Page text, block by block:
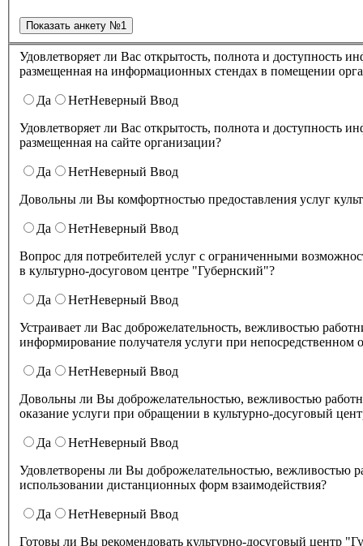
Удовлетворяет ли Вас открытость, полнота и доступность информации о деятельности в культурно-досуговом центре "Губернский" ,
размещенная на информационных стендах в помещении
Да НетНеверный Ввод
Удовлетворяет ли Вас открытость, полнота и доступность информации о деятельности культурно-досугового центра "Губернский" ,
размещенная на сайте организации?
Да НетНеверный Ввод
Довольны ли Вы комфортностью предоставления услуг
Да НетНеверный Ввод
Вопрос для потребителей услуг с ограниченными
в культурно-досуговом центре "Губернский"?
Да НетНеверный Ввод
Устраивает ли Вас доброжелательность, вежливостью работников организации культуры, обеспечивающих первичный контакт и
информирование получателя услуги при
Да НетНеверный Ввод
Довольны ли Вы доброжелательностью, вежливостью
оказание услуги при обращении в культурно-досуговый
Да НетНеверный Ввод
Удовлетворены ли Вы доброжелательностью, вежливостью работников культурно-досугового центра "Губернский" при
использовании дистанционных форм взаимодействия?
Да НетНеверный Ввод
Готовы ли Вы рекомендовать культурно-досуговый центр "Губернский" родственникам и знакомым (могли бы